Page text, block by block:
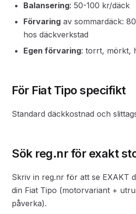
Balansering: 50-100 kr/däck
Förvaring av sommardäck:
hos däckverkstad
Egen förvaring: torrt, mörkt,
För Fiat Tipo specifikt
Standard däckkostnad och
Sök reg.nr för exakt
Skriv in reg.nr för att se EXAKT
din Fiat Tipo (motorvariant +
påverka).